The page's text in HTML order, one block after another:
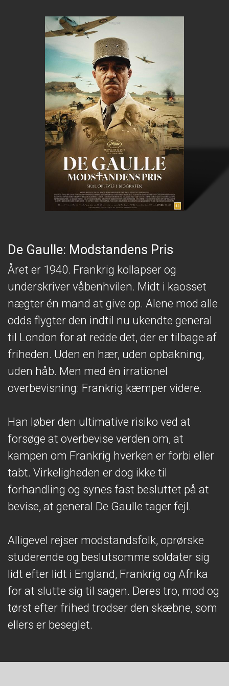
De Gaulle: Modstandens Pris
Året er 1940. Frankrig kollapser og
underskriver våbenhvilen. Midt i kaosset
nægter én mand at give op. Alene mod alle
odds flygter den indtil nu ukendte general
til London for at redde det, der er tilbage af
friheden. Uden en hær, uden opbakning,
uden håb. Men med én irrationel
overbevisning: Frankrig kæmper videre.
Han løber den ultimative risiko ved at
forsøge at overbevise verden om, at
kampen om Frankrig hverken er forbi eller
tabt. Virkeligheden er dog ikke til
forhandling og synes fast besluttet på at
bevise, at general De Gaulle tager fejl.
Alligevel rejser modstandsfolk, oprørske
studerende og beslutsomme soldater sig
lidt efter lidt i England, Frankrig og Afrika
for at slutte sig til sagen. Deres tro, mod og
tørst efter frihed trodser den skæbne, som
ellers er beseglet.